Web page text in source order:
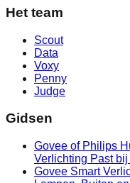
Het team
Scout
Data
Voxy
Penny
Judge
Gidsen
Govee of Philips
Verlichting Past
Govee Smart